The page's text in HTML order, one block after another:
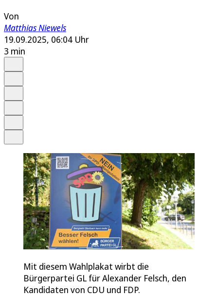
Von
Matthias Niewels
19.09.2025, 06:04 Uhr
3 min
Mit diesem Wahlplakat wirbt die
Bürgerpartei GL für Alexander Felsch, den
Kandidaten von CDU und FDP.